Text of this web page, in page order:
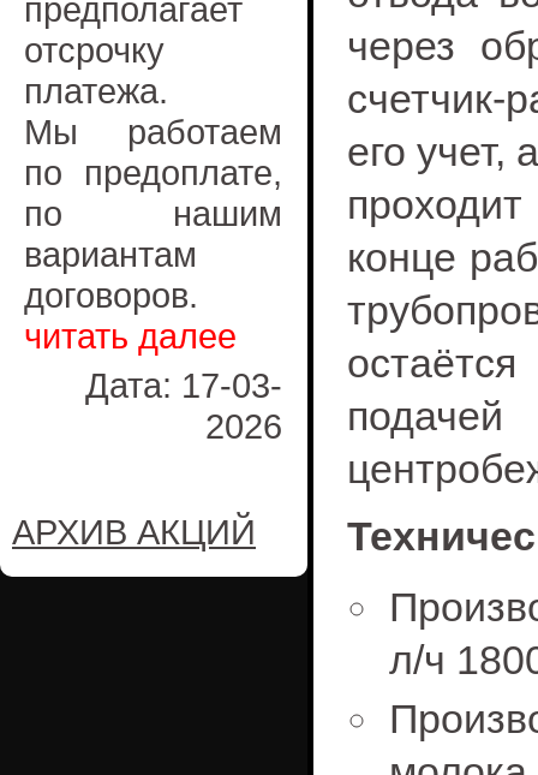
предполагает
отсрочку
платежа.
Мы работаем
по предоплате,
по нашим
вариантам
договоров.
читать далее
Дата: 17-03-
2026
АРХИВ АКЦИЙ
через
счетчик-
его учет,
конце
л/ч